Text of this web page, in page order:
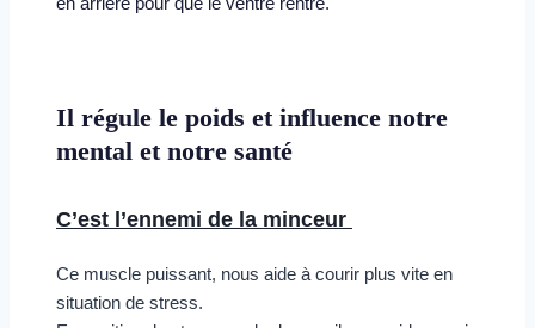
Il régule le poids et influence notre
mental et notre santé
C’est l’ennemi de la minceur
Ce muscle puissant, nous aide à courir plus vite en
situation de stress.